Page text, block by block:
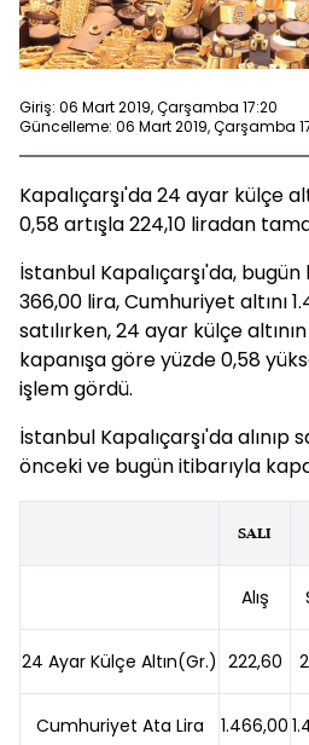
Giriş: 06 Mart 2019, Çarşamba 17:20
Güncelleme: 06 Mart 2019, Çarşamba
Kapalıçarşı'da 24 ayar külçe
0,58 artışla 224,10 liradan
İstanbul Kapalıçarşı'da,
366,00 lira, Cumhuriyet altını
satılırken, 24 ayar külçe
kapanışa göre yüzde 0,58
işlem gördü.
İstanbul Kapalıçarşı'da alınıp
önceki ve bugün itibarıyla
SALI
Alış
24 Ayar Külçe Altın(Gr.) 222,60
Cumhuriyet Ata Lira 1.466,00